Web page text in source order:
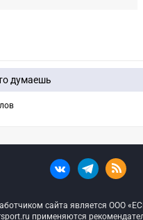
думаешь
сайта является ООО
применяются